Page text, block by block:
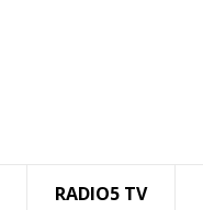
RADIO5 TV